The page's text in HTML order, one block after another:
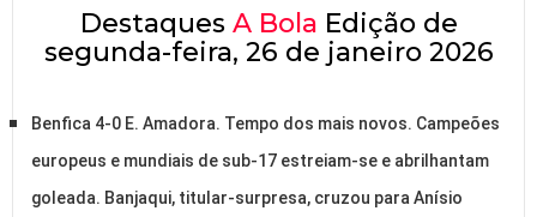
Destaques A Bola Edição de
segunda-feira, 26 de janeiro 2026
Benfica 4-0 E. Amadora. Tempo dos mais novos. Campeões
europeus e mundiais de sub-17 estreiam-se e abrilhantam
goleada. Banjaqui, titular-surpresa, cruzou para Anísio